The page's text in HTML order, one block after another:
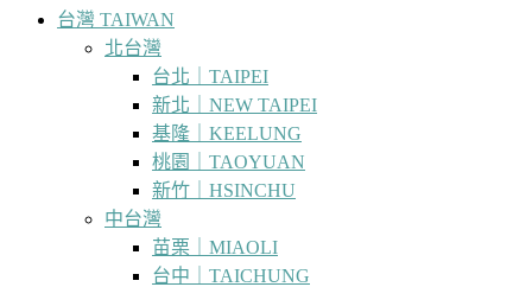
台灣 TAIWAN
北台灣
台北｜TAIPEI
新北｜NEW TAIPEI
基隆｜KEELUNG
桃園｜TAOYUAN
新竹｜HSINCHU
中台灣
苗栗｜MIAOLI
台中｜TAICHUNG